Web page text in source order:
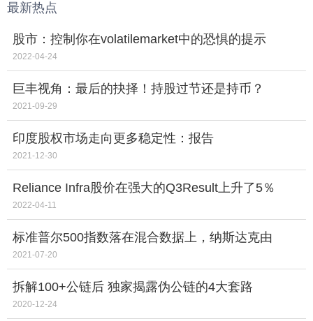
最新热点
股市：控制你在volatilemarket中的恐惧的提示
2022-04-24
巨丰视角：最后的抉择！持股过节还是持币？
2021-09-29
印度股权市场走向更多稳定性：报告
2021-12-30
Reliance Infra股价在强大的Q3Result上升了5％
2022-04-11
标准普尔500指数落在混合数据上，纳斯达克由
TechStocks提供帮助
2021-07-20
拆解100+公链后 独家揭露伪公链的4大套路
2020-12-24